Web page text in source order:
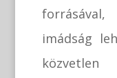
imádság